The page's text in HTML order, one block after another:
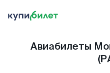
Авиабилеты